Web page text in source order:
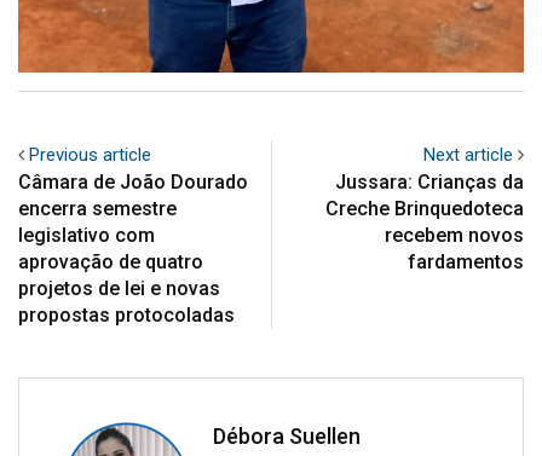
Previous article
Câmara de João Dourado
encerra semestre
legislativo com
aprovação de quatro
projetos de lei e novas
propostas protocoladas
Next article
Jussara: Crianças da
Creche Brinquedoteca
recebem novos
fardamentos
Débora Suellen